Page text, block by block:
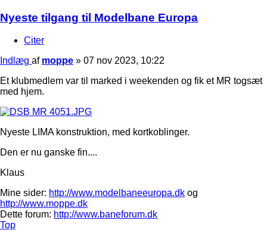
Nyeste tilgang til Modelbane Europa
Citer
Indlæg af moppe » 07 nov 2023, 10:22
Et klubmedlem var til marked i weekenden og fik et MR togsæt
med hjem.
Nyeste LIMA konstruktion, med kortkoblinger.
Den er nu ganske fin....
Klaus
Mine sider: http://www.modelbaneeuropa.dk og
http://www.moppe.dk
Dette forum: http://www.baneforum.dk
Top